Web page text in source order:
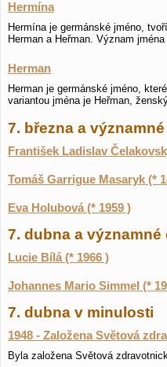
Hermína
Hermína je germánské jméno,
Herman a Heřman. Význam
Herman
Herman je germánské jméno,
variantou jména je Heřman,
7. března a
František Ladislav
Tomáš Garrigue Masaryk (*
Eva Holubová (* 1959 )
7. dubna a
Lucie Bílá (* 1966 )
Johannes Mario Simmel (*
7. dubna v minulosti
1948 - Založena Světová
Byla založena Světová